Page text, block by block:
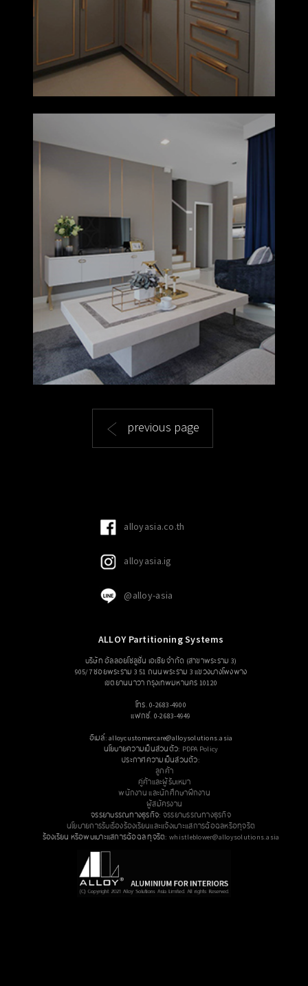
previous page
alloyasia.co.th
alloyasia.ig
@alloy-asia
ALLOY Partitioning Systems
บริษัท อัลลอยโซลูชั่น เอเซีย จำกัด (สาขาพระราม 3)
905/7 ซอยพระราม 3 51 ถนนพระราม 3 แขวงบางโพงพาง
เขตยานนาวา กรุงเทพมหานคร 10120
โทร. 0-2683-4900
แฟกซ์. 0-2683-4949
อีเมล์: alloycustomercare@alloysolutions.asia
นโยบายความเป็นส่วนตัว: PDPA Policy
ประกาศความเป็นส่วนตัว:
ลูกค้า
คู่ค้าและผู้รับเหมา
พนักงาน และนักศึกษาฝึกงาน
ผู้สมัครงาน
จรรยาบรรณทางธุรกิจ: จรรยาบรรณทางธุรกิจ
นโยบายการรับเรื่องร้องเรียนและแจ้งเบาะแสการฉ้อฉลหรือทุจริต
ร้องเรียน หรือพบเบาะแสการฉ้อฉล ทุจริต: whistleblower@alloysolutions.asia